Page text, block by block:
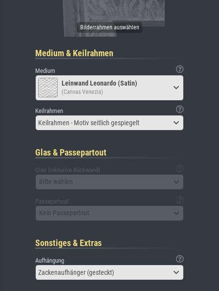
Medium & Keilrahmen
Medium
Leinwand Leonardo (Satin)
(Canvas Venezia)
Keilrahmen
Keilrahmen - Motiv seitlich gespiegelt
Glas & Passepartout
Glas (inklusive Rückwand)
Bitte wählen
Passepartout
Kein Passepartout
Sonstiges & Extras
Aufhängung
Zackenaufhänger (gesteckt)